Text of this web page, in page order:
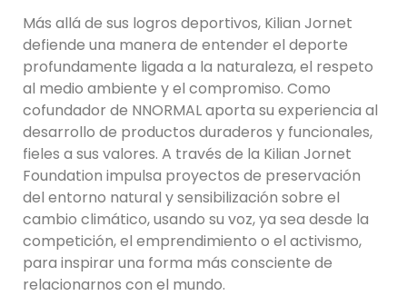
Más allá de sus logros deportivos, Kilian Jornet
defiende una manera de entender el deporte
profundamente ligada a la naturaleza, el respeto
al medio ambiente y el compromiso. Como
cofundador de NNORMAL aporta su experiencia al
desarrollo de productos duraderos y funcionales,
fieles a sus valores. A través de la Kilian Jornet
Foundation impulsa proyectos de preservación
del entorno natural y sensibilización sobre el
cambio climático, usando su voz, ya sea desde la
competición, el emprendimiento o el activismo,
para inspirar una forma más consciente de
relacionarnos con el mundo.